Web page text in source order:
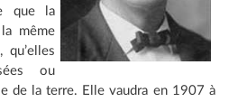
que la
même
ou
de la terre. Elle vaudra en 1907 à